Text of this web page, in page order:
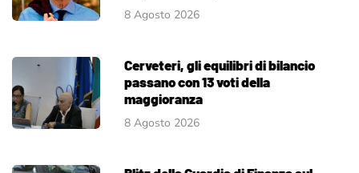
8 Agosto 2026
Cerveteri, gli equilibri di bilancio
passano con 13 voti della
maggioranza
8 Agosto 2026